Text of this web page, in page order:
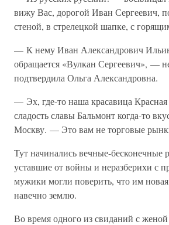
вижу Вас, дорогой Иван Сергеевич,
стеной, в стрелецкой шапке, с
— К нему Иван Александрович
обращается «Вулкан Сергеевич», —
подтвердила Ольга Александровна.
— Эх, где-то наша красавица
сладость славы Бальмонт когда-то
Москву. — Это вам не торговые
Тут начинались вечные-бесконечные
уставшие от войны и неразберихи с
мужики могли поверить, что им новая
навечно землю.
Во время одного из свиданий с